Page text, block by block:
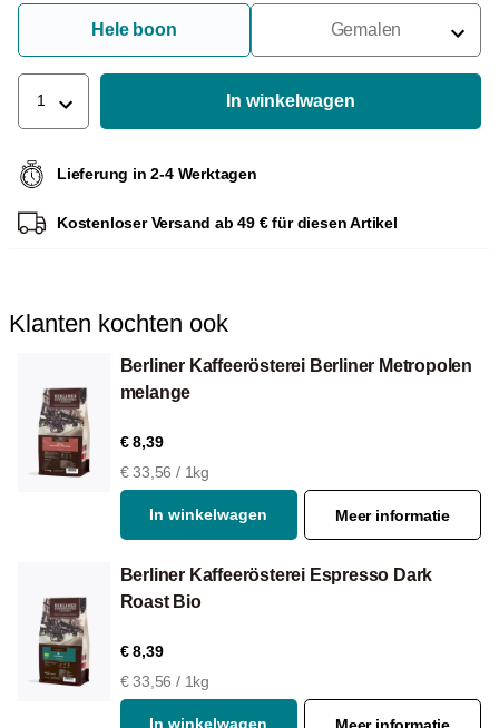
Hele boon Gemalen
Voor Portafilter
1 In winkelwagen
Lieferung in 2-4 Werktagen
Kostenloser Versand ab 49 € für diesen Artikel
Klanten kochten ook
Berliner Kaffeerösterei Berliner Metropolen
melange
€ 8,39
€ 33,56 / 1kg
In winkelwagen Meer informatie
Berliner Kaffeerösterei Espresso Dark
Roast Bio
€ 8,39
€ 33,56 / 1kg
In winkelwagen Meer informatie